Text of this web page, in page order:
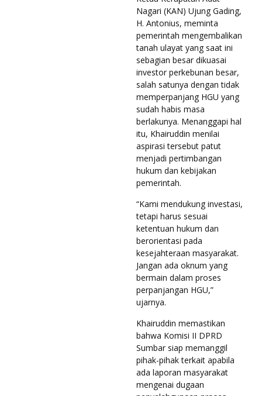
Nagari (KAN) Ujung Gading,
H. Antonius, meminta
pemerintah mengembalikan
tanah ulayat yang saat ini
sebagian besar dikuasai
investor perkebunan besar,
salah satunya dengan tidak
memperpanjang HGU yang
sudah habis masa
berlakunya. Menanggapi hal
itu, Khairuddin menilai
aspirasi tersebut patut
menjadi pertimbangan
hukum dan kebijakan
pemerintah.
“Kami mendukung investasi,
tetapi harus sesuai
ketentuan hukum dan
berorientasi pada
kesejahteraan masyarakat.
Jangan ada oknum yang
bermain dalam proses
perpanjangan HGU,”
ujarnya.
Khairuddin memastikan
bahwa Komisi II DPRD
Sumbar siap memanggil
pihak-pihak terkait apabila
ada laporan masyarakat
mengenai dugaan